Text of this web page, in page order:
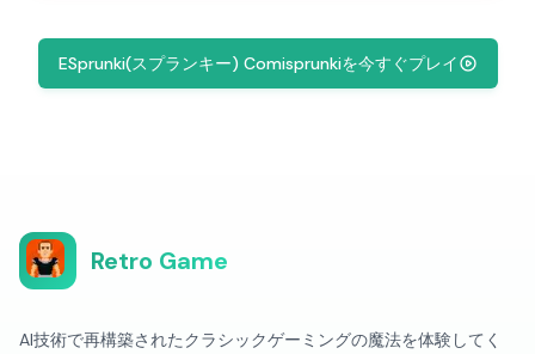
ESprunki(スプランキー) Comisprunkiを今すぐプレイ
Retro Game
AI技術で再構築されたクラシックゲーミングの魔法を体験してく